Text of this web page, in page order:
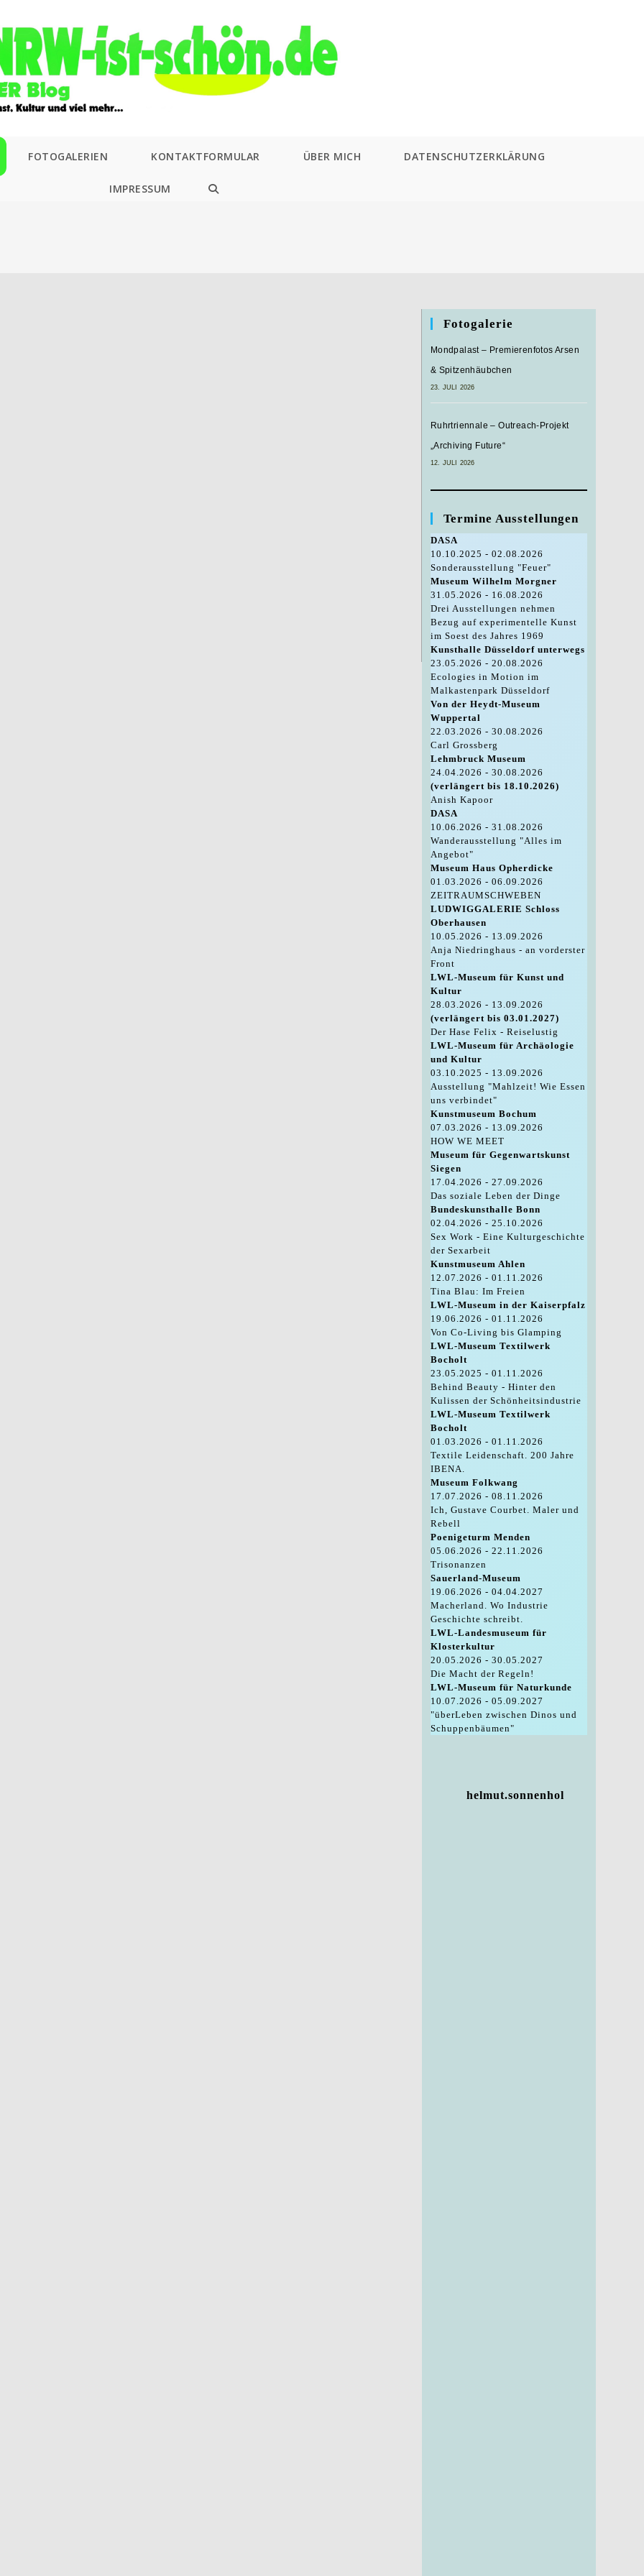
FOTOGALERIEN KONTAKTFORMULAR ÜBER MICH DATENSCHUTZERKLÄRUNG
IMPRESSUM
WEBSITE-
Fotogalerie
Mondpalast – Premierenfotos Arsen
& Spitzenhäubchen
23. JULI 2026
Ruhrtriennale – Outreach-Projekt
„Archiving Future“
12. JULI 2026
Termine Ausstellungen
DASA
10.10.2025 - 02.08.2026
Sonderausstellung "Feuer"
Museum Wilhelm Morgner
31.05.2026 - 16.08.2026
Drei Ausstellungen nehmen
Bezug auf experimentelle Kunst
im Soest des Jahres 1969
Kunsthalle Düsseldorf unterwegs
23.05.2026 - 20.08.2026
Ecologies in Motion im
Malkastenpark Düsseldorf
Von der Heydt-Museum
Wuppertal
22.03.2026 - 30.08.2026
Carl Grossberg
Lehmbruck Museum
24.04.2026 - 30.08.2026
(verlängert bis 18.10.2026)
Anish Kapoor
DASA
10.06.2026 - 31.08.2026
Wanderausstellung "Alles im
Angebot"
Museum Haus Opherdicke
01.03.2026 - 06.09.2026
ZEITRAUMSCHWEBEN
LUDWIGGALERIE Schloss
Oberhausen
10.05.2026 - 13.09.2026
Anja Niedringhaus - an vorderster
Front
LWL-Museum für Kunst und
Kultur
28.03.2026 - 13.09.2026
(verlängert bis 03.01.2027)
Der Hase Felix - Reiselustig
LWL-Museum für Archäologie
und Kultur
03.10.2025 - 13.09.2026
Ausstellung "Mahlzeit! Wie Essen
uns verbindet"
Kunstmuseum Bochum
07.03.2026 - 13.09.2026
HOW WE MEET
Museum für Gegenwartskunst
Siegen
17.04.2026 - 27.09.2026
Das soziale Leben der Dinge
Bundeskunsthalle Bonn
02.04.2026 - 25.10.2026
Sex Work - Eine Kulturgeschichte
der Sexarbeit
Kunstmuseum Ahlen
12.07.2026 - 01.11.2026
Tina Blau: Im Freien
LWL-Museum in der Kaiserpfalz
19.06.2026 - 01.11.2026
Von Co-Living bis Glamping
LWL-Museum Textilwerk
Bocholt
23.05.2025 - 01.11.2026
Behind Beauty - Hinter den
Kulissen der Schönheitsindustrie
LWL-Museum Textilwerk
Bocholt
01.03.2026 - 01.11.2026
Textile Leidenschaft. 200 Jahre
IBENA.
Museum Folkwang
17.07.2026 - 08.11.2026
Ich, Gustave Courbet. Maler und
Rebell
Poenigeturm Menden
05.06.2026 - 22.11.2026
Trisonanzen
Sauerland-Museum
19.06.2026 - 04.04.2027
Macherland. Wo Industrie
Geschichte schreibt.
LWL-Landesmuseum für
Klosterkultur
20.05.2026 - 30.05.2027
Die Macht der Regeln!
LWL-Museum für Naturkunde
10.07.2026 - 05.09.2027
"überLeben zwischen Dinos und
Schuppenbäumen"
helmut.sonnenhol